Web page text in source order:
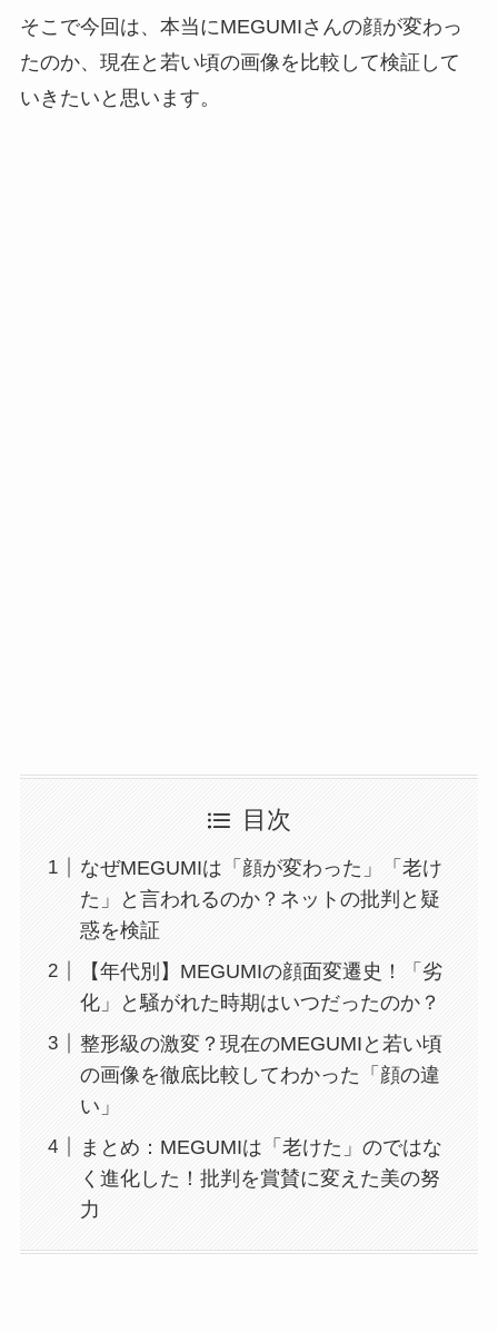
そこで今回は、本当にMEGUMIさんの顔が変わっ
たのか、現在と若い頃の画像を比較して検証して
いきたいと思います。
目次
なぜMEGUMIは「顔が変わった」「老け
た」と言われるのか？ネットの批判と疑
惑を検証
【年代別】MEGUMIの顔面変遷史！「劣
化」と騒がれた時期はいつだったのか？
整形級の激変？現在のMEGUMIと若い頃
の画像を徹底比較してわかった「顔の違
い」
まとめ：MEGUMIは「老けた」のではな
く進化した！批判を賞賛に変えた美の努
力